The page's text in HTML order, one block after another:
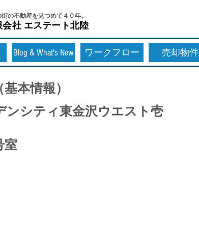
街の不動産を見つめて４０年。
会社 エステート北陸
本情報）
ンシティ東金沢ウエスト壱
室
Blog & What's New ワークフロー 売却物件